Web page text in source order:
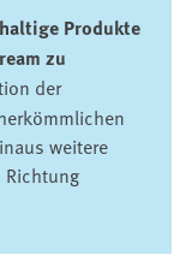
Produkte
zu
der
weitere